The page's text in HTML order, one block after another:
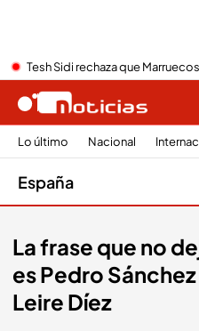
Tesh Sidi rechaza que
Lo último Nacional
España
La frase que no
es Pedro
Leire Díez